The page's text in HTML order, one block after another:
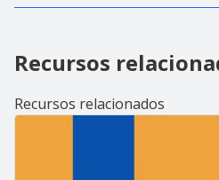
Recursos
Recursos relacionados